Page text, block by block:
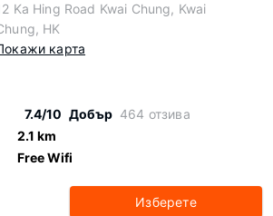
Ka Hing Road Kwai Chung, Kwai
HK
карта
7.4/10 Добър 464 отзива
2.1 km
Free Wifi
Изберете